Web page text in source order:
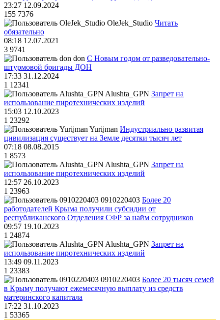
23:27 12.09.2024
155 7376
OleJek_Studio Читать
обязательно
08:18 12.07.2021
3 9741
don С Новым годом от разведовательно-
штурмовой бригады ДОН
17:33 31.12.2024
1 12341
Alushta_GPN Запрет на
использование пиротехнических изделий
15:03 12.10.2023
1 23292
Yurijman Индустриально развитая
цивилизация существует на Земле десятки тысяч лет
07:18 08.08.2015
1 8573
Alushta_GPN Запрет на
использование пиротехнических изделий
12:57 26.10.2023
1 23963
0910220403 Более 20
работодателей Крыма получили субсидии от
республиканского Отделения СФР за найм сотрудников
09:57 19.10.2023
1 24874
Alushta_GPN Запрет на
использование пиротехнических изделий
13:49 09.11.2023
1 23383
0910220403 Более 20 тысяч семей
в Крыму получают ежемесячную выплату из средств
материнского капитала
17:22 31.10.2023
1 53365